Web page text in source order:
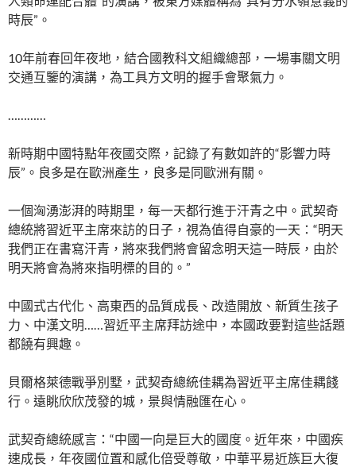
時辰”。
10年前春回年夜地，結合國教科文組織總部，一場事關文明
交通互鑒的演講，為工具方文明的握手會聚氣力。
…………
新時期中國特點年夜國交際，記錄了有數如許的“影響力時
辰”。良多是在歐洲產生，良多是同歐洲有關。
一個洶湧澎湃的時期里，每一天都行進于汗青之中。武契奇
總統將習近平主席來訪的日子，視為值得自豪的一天：“明天
我們正在書寫汗青，將來我們將會留念明天這一時辰，由於
明天將會為將來指明標的目的。”
中國式古代化、高東西的品質成長、改造開放、新質生孩子
力、中漢文明……習近平主席拜訪途中，本國政要對這些話題
都饒有興趣。
貝爾格萊德戰爭別墅，武契奇總統佳耦為習近平主席佳耦餞
行。遠眺欣欣茂發的城，景與情融匯在心。
武契奇總統感言：“中國一向是巨大的國度。近年來，中國疾
速成長，年夜國位置和感化倍受尊敬，中華平易近族巨大復